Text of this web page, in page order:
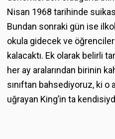
Nisan 1968 tarihinde
Bundan sonraki gün ise
okula gidecek ve
kalacaktı. Ek olarak belirli
her ay aralarından birinin
sınıftan bahsediyoruz, ki o
uğrayan King’in ta